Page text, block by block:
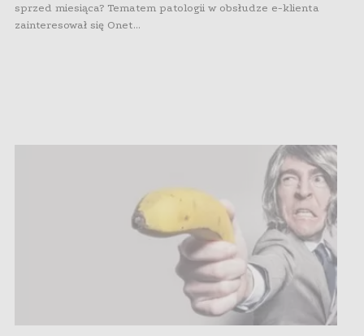
sprzed miesiąca? Tematem patologii w obsłudze e-klienta
zainteresował się Onet...